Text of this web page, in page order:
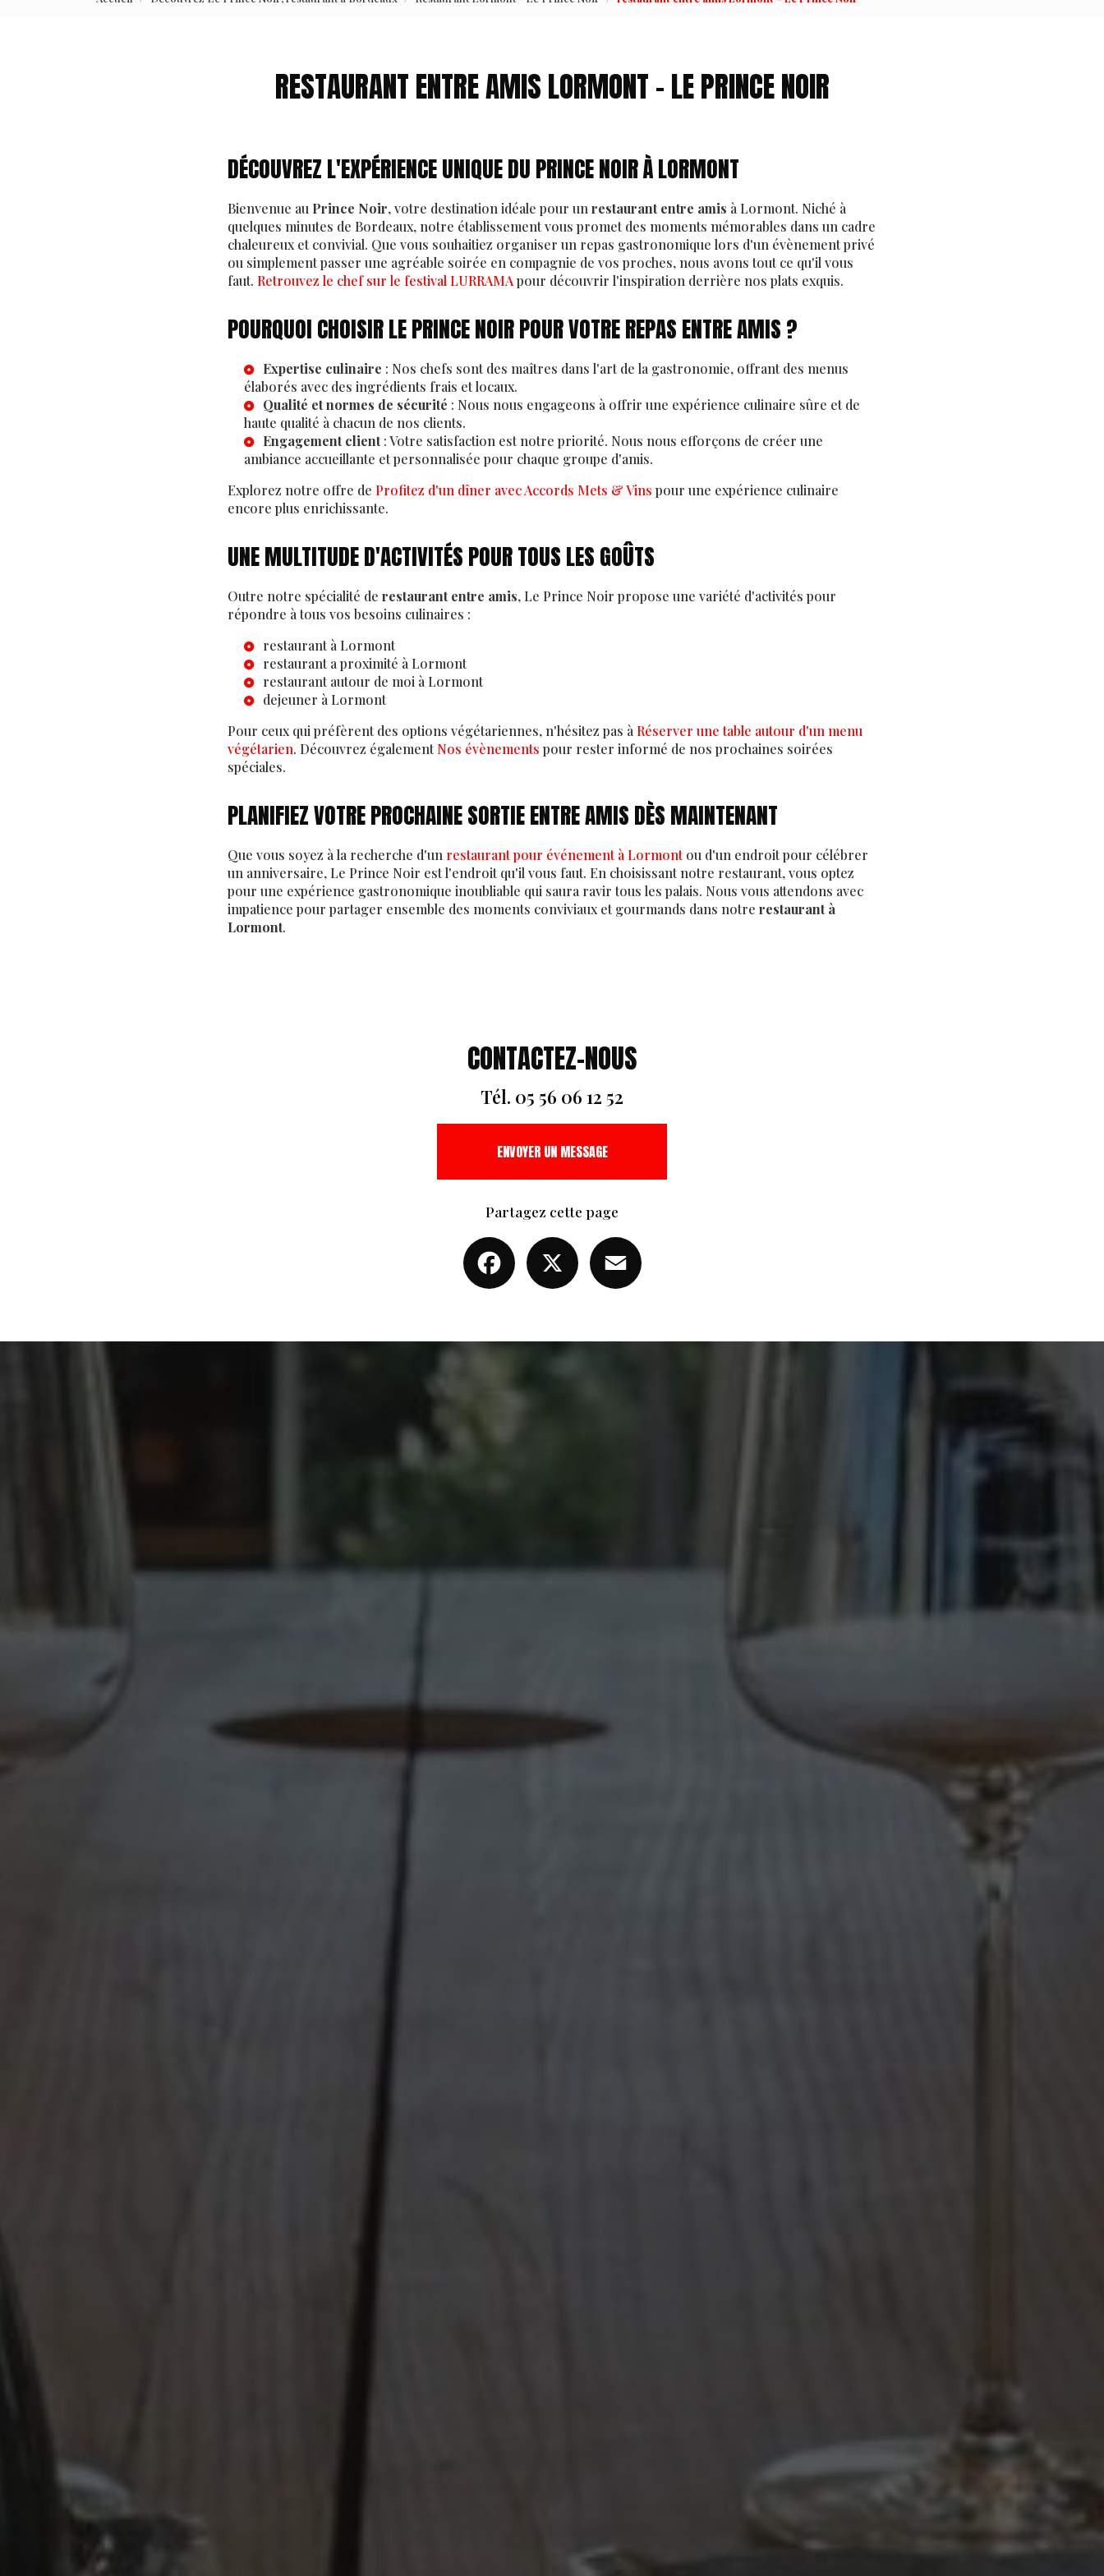
RESTAURANT ENTRE AMIS LORMONT - LE PRINCE NOIR
DÉCOUVREZ L'EXPÉRIENCE UNIQUE DU PRINCE NOIR À LORMONT
Bienvenue au Prince Noir, votre destination idéale pour unrestaurant entre amis à Lormont. Niché à
quelques minutes de Bordeaux, notre établissement vous promet des moments mémorables dans un cadre
chaleureux et convivial. Que vous souhaitiez organiser un repas gastronomique lors d'un évènement privé
ou simplement passer une agréable soirée en compagnie de vos proches, nous avons tout ce qu'il vous
faut. Retrouvez le chef sur le festival LURRAMApour découvrir l'inspiration derrière nos plats exquis.
POURQUOI CHOISIR LE PRINCE NOIR POUR VOTRE REPAS ENTRE AMIS ?
Expertise culinaire : Nos chefs sont des maîtres dans l'art de la gastronomie, offrant des menus
élaborés avec des ingrédients frais et locaux.
Qualité et normes de sécurité : Nous nous engageons à offrir une expérience culinaire sûre et de
haute qualité à chacun de nos clients.
Engagement client: Votre satisfaction est notre priorité. Nous nous efforçons de créer une
ambiance accueillante et personnalisée pour chaque groupe d'amis.
Explorez notre offre de Profitez d'un dîner avec Accords Mets & Vins pour une expérience culinaire
encore plus enrichissante.
UNE MULTITUDE D'ACTIVITÉS POUR TOUS LES GOÛTS
Outre notre spécialité de restaurant entre amis, Le Prince Noir propose une variété d'activités pour
répondre à tous vos besoins culinaires :
restaurant à Lormont
restaurant a proximité à Lormont
restaurant autour de moi à Lormont
dejeuner à Lormont
Pour ceux qui préfèrent des options végétariennes, n'hésitez pas à Réserver une table autour d'un menu
végétarien. Découvrez égalementNos évènements pour rester informé de nos prochaines soirées
spéciales.
PLANIFIEZ VOTRE PROCHAINE SORTIE ENTRE AMIS DÈS MAINTENANT
Que vous soyez à la recherche d'un restaurant pour événement à Lormontou d'un endroit pour célébrer
un anniversaire, Le Prince Noir est l'endroit qu'il vous faut. En choisissant notre restaurant, vous optez
pour une expérience gastronomique inoubliable qui saura ravir tous les palais. Nous vous attendons avec
impatience pour partager ensemble des moments conviviaux et gourmands dans notre restaurant à
Lormont.
CONTACTEZ-NOUS
Tél. 05 56 06 12 52
ENVOYER UN MESSAGE
Partagez cette page
Facebook